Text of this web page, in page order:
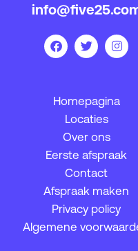
Homepagina
Locaties
Over ons
Eerste afspraak
Contact
Afspraak maken
Privacy policy
Algemene